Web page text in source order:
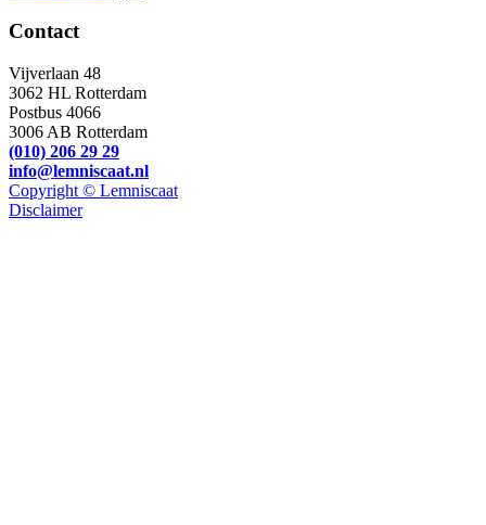
Contact
Vijverlaan 48
3062 HL Rotterdam
Postbus 4066
3006 AB Rotterdam
(010) 206 29 29
info@lemniscaat.nl
Copyright © Lemniscaat
Disclaimer